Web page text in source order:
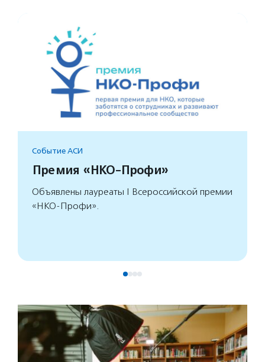
Событие АСИ
Премия «НКО-Профи»
Объявлены лауреаты I Всероссийской премии
«НКО-Профи».